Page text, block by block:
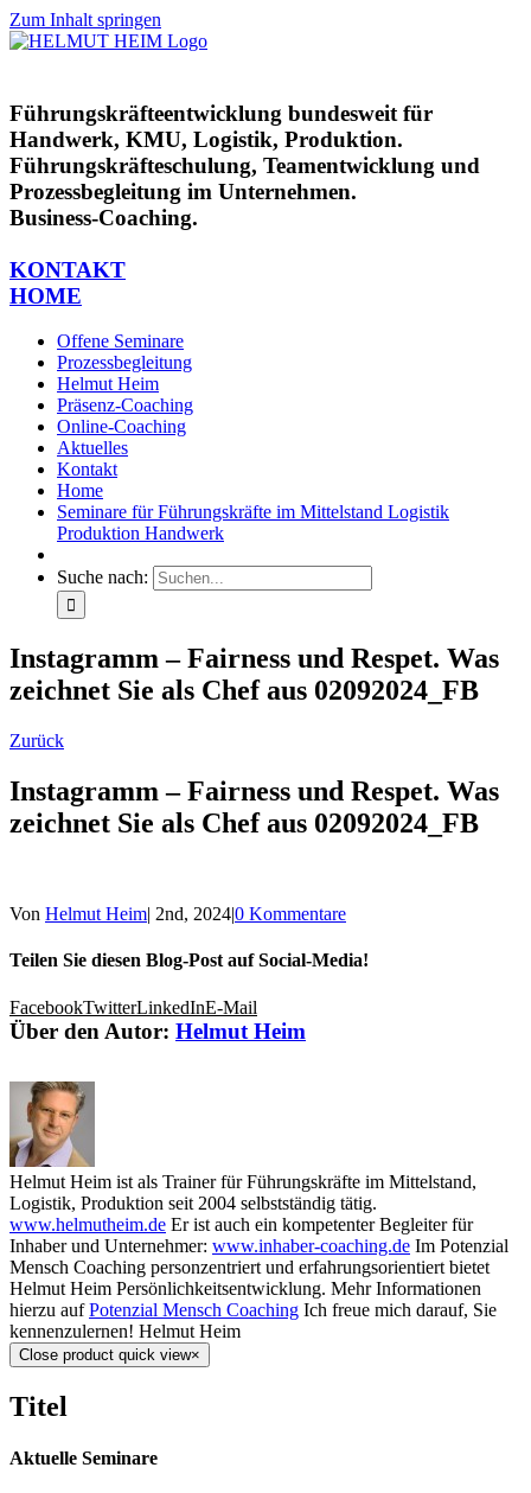
Zum Inhalt springen
Führungskräfteentwicklung bundesweit für
Handwerk, KMU, Logistik, Produktion.
Führungskräfteschulung, Teamentwicklung und
Prozessbegleitung im Unternehmen.
Business-Coaching.
KONTAKT
HOME
Offene Seminare
Prozessbegleitung
Helmut Heim
Präsenz-Coaching
Online-Coaching
Aktuelles
Kontakt
Home
Seminare für Führungskräfte im Mittelstand Logistik
Produktion Handwerk
Suche nach:
Instagramm – Fairness und Respet. Was
zeichnet Sie als Chef aus 02092024_FB
Zurück
Instagramm – Fairness und Respet. Was
zeichnet Sie als Chef aus 02092024_FB
Von Helmut Heim| 2nd, 2024|0 Kommentare
Teilen Sie diesen Blog-Post auf Social-Media!
FacebookTwitterLinkedInE-Mail
Über den Autor: Helmut Heim
Helmut Heim ist als Trainer für Führungskräfte im Mittelstand,
Logistik, Produktion seit 2004 selbstständig tätig.
www.helmutheim.de Er ist auch ein kompetenter Begleiter für
Inhaber und Unternehmer: www.inhaber-coaching.de Im Potenzial
Mensch Coaching personzentriert und erfahrungsorientiert bietet
Helmut Heim Persönlichkeitsentwicklung. Mehr Informationen
hierzu aufPotenzial Mensch Coaching Ich freue mich darauf, Sie
kennenzulernen! Helmut Heim
Close product quick view×
Titel
Aktuelle Seminare